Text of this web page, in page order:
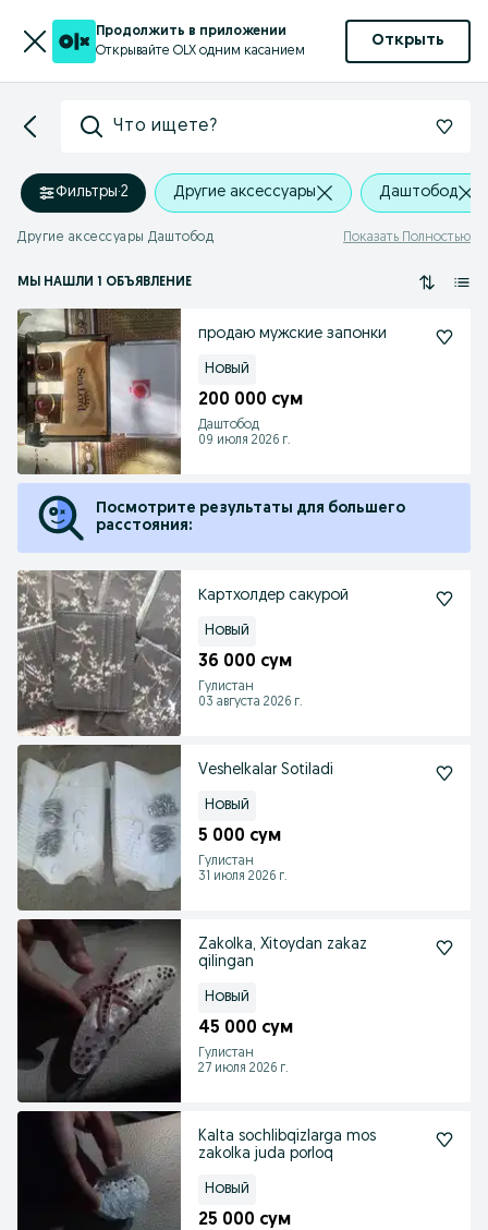
Продолжить в приложении
Открывайте OLX одним касанием
Открыть
Что ищете?
Фильтры·2 Другие аксессуары Даштобод
Другие аксессуары Даштобод Показать Полностью
МЫ НАШЛИ 1 ОБЪЯВЛЕНИЕ
продаю мужские запонки
Новый
200 000 сум
Даштобод
09 июля 2026 г.
Посмотрите результаты для большего
расстояния:
Картхолдер сакурой
Новый
36 000 сум
Гулистан
03 августа 2026 г.
Veshelkalar Sotiladi
Новый
5 000 сум
Гулистан
31 июля 2026 г.
Zakolka, Xitoydan zakaz
qilingan
Новый
45 000 сум
Гулистан
27 июля 2026 г.
Kalta sochlibqizlarga mos
zakolka juda porloq
Новый
25 000 сум